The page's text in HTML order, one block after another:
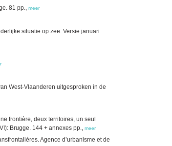
81 pp., meer
situatie op zee. Versie januari
West-Vlaanderen uitgesproken in de
frontière, deux territoires, un seul
Brugge. 144 + annexes pp., meer
Agence d’urbanisme et de